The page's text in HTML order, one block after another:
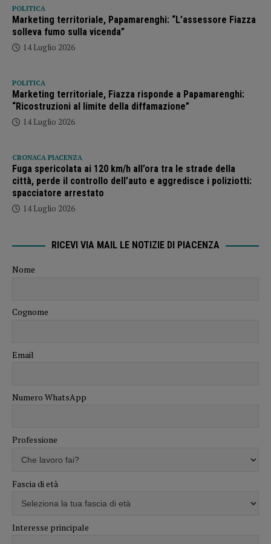
POLITICA
Marketing territoriale, Papamarenghi: “L’assessore Fiazza
solleva fumo sulla vicenda”
14 Luglio 2026
POLITICA
Marketing territoriale, Fiazza risponde a Papamarenghi:
“Ricostruzioni al limite della diffamazione”
14 Luglio 2026
CRONACA PIACENZA
Fuga spericolata ai 120 km/h all’ora tra le strade della
città, perde il controllo dell’auto e aggredisce i poliziotti:
spacciatore arrestato
14 Luglio 2026
RICEVI VIA MAIL LE NOTIZIE DI PIACENZA
Nome
Cognome
Email
Numero WhatsApp
Professione
Fascia di età
Interesse principale